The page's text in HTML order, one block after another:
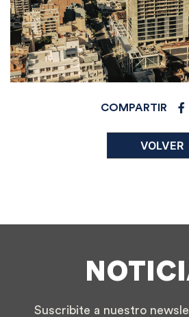
COMPARTIR
VOLVER
Suscribite a nuestro